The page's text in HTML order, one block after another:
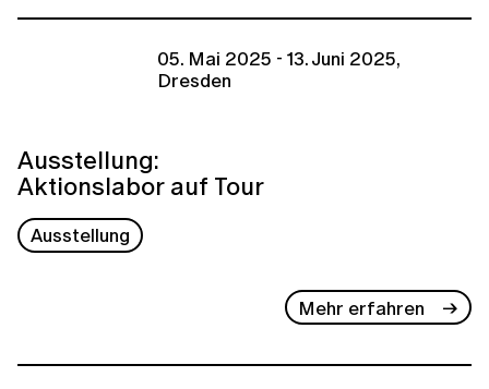
05. Mai 2025 - 13. Juni 2025,
Dresden
Ausstellung:
Aktionslabor auf Tour
Ausstellung
Mehr erfahren